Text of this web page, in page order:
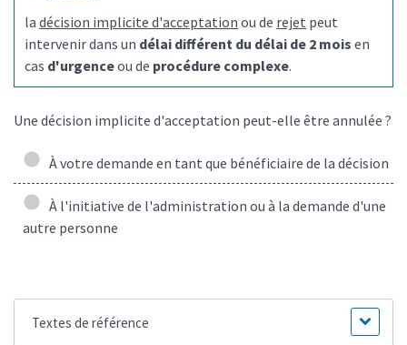
ladécision implicite d'acceptation ou de rejet peut
intervenir dans un délai différent du délai de 2 mois en
cas d'urgenceou de procédure complexe.
Une décision implicite d'acceptation peut-elle être annulée ?
À votre demande en tant que bénéficiaire de la décision
À l'initiative de l'administration ou à la demande d'une
autre personne
Textes de référence